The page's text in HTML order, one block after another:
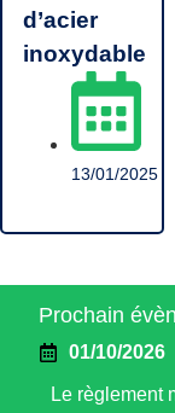
d’acier
inoxydable
13/01/2025
Prochain
01/10/2026
Le règlement